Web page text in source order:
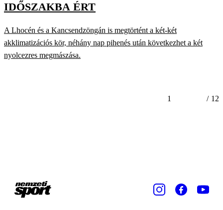
IDŐSZAKBA ÉRT
A Lhocén és a Kancsendzöngán is megtörtént a két-két
akklimatizációs kör, néhány nap pihenés után következhet a két
nyolcezres megmászása.
1 / 12